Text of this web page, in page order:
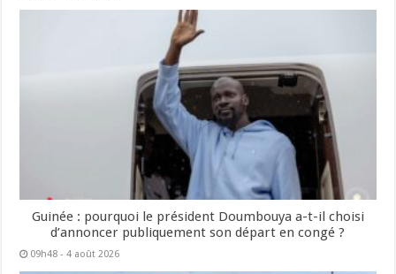
Guinée : pourquoi le président Doumbouya a-t-il choisi
d’annoncer publiquement son départ en congé ?
09h48 - 4 août 2026